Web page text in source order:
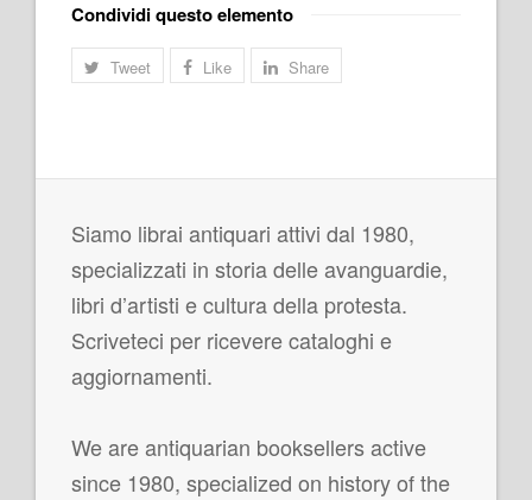
Condividi questo elemento
Tweet Like Share
Siamo librai antiquari attivi dal 1980,
specializzati in storia delle avanguardie,
libri d’artisti e cultura della protesta.
Scriveteci per ricevere cataloghi e
aggiornamenti.
We are antiquarian booksellers active
since 1980, specialized on history of the